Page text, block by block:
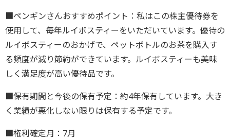
■ペンギンさんおすすめポイント：私はこの株主優待券を
使用して、毎年ルイボスティーをいただいています。優待の
ルイボスティーのおかげで、ペットボトルのお茶を購入す
る頻度が減り節約ができています。ルイボスティーも美味
しく満足度が高い優待品です。
■保有期間と今後の保有予定：約4年保有しています。大き
く業績が悪化しない限りは保有する予定です。
■権利確定月：7月